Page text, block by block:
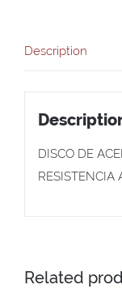
Description
DISCO DE
RESISTENCIA
Related